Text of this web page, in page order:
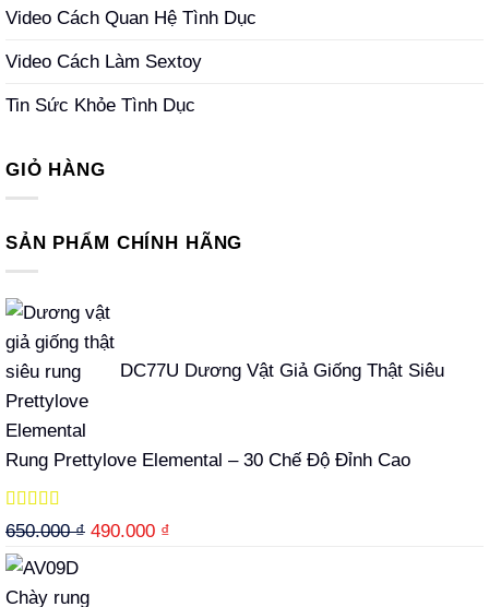
Video Cách Quan Hệ Tình Dục
Video Cách Làm Sextoy
Tin Sức Khỏe Tình Dục
GIỎ HÀNG
SẢN PHẨM CHÍNH HÃNG
DC77U Dương Vật Giả Giống Thật Siêu
Rung Prettylove Elemental – 30 Chế Độ Đỉnh Cao
Được xếp
hạng5.00
sao
650.000₫ Giá
490.000 ₫